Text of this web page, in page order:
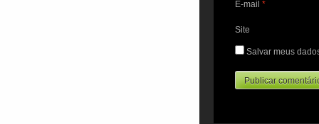
E-mail *
Site
Salvar meus